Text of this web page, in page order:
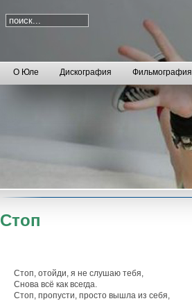
О Юле Дискография Фильмография
Стоп
Стоп, отойди, я не слушаю тебя,
Снова всё как всегда.
Стоп, пропусти, просто вышла из себя,